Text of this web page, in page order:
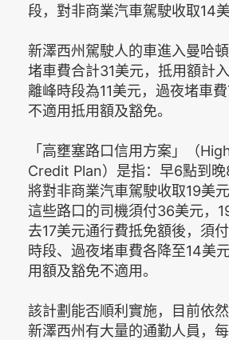
段，對非商業汽車駕駛收取14美
新澤西州駕駛人的車進入曼哈
堵車費合計31美元，抵用額計入
離峰時段為11美元，過夜堵車
不適用抵用額及豁免。
「高壅塞路口信用方案」（
Credit Plan）是指：早6點到晚
將對非商業汽車駕駛收取19美
這些路口的司機須付36美元，
去17美元通行費抵免額後，須
時段、過夜堵車費各降至14美
用額及豁免不適用。
該計劃能否順利實施，目前依
新澤西州有大量的通勤人員，